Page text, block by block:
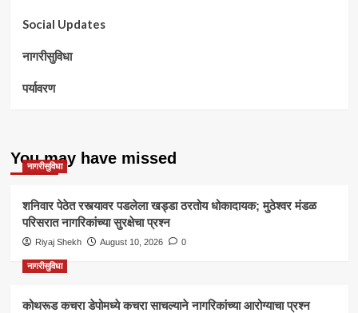
Social Updates
नागरीसुविधा
पर्यावरण
You may have missed
नागरीसुविधा
शनिवार पेठेत रस्त्यावर पडलेला खड्डा ठरतोय धोकादायक; मुठेश्वर मंडळ
परिसरात नागरिकांच्या सुरक्षेचा प्रश्न
Riyaj Shekh August 10, 2026 0
नागरीसुविधा
कोथरूड कचरा डेपोमध्ये कचरा साचल्याने नागरिकांच्या आरोग्याचा प्रश्न